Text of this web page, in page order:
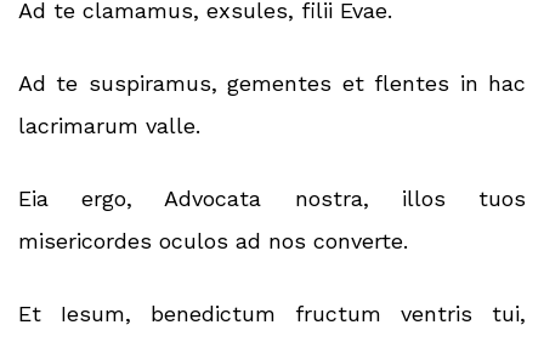
Ad te clamamus, exsules, filii Evae.
Ad te suspiramus, gementes et flentes in hac
lacrimarum valle.
Eia ergo, Advocata nostra, illos tuos
misericordes oculos ad nos converte.
Et Iesum, benedictum fructum ventris tui,